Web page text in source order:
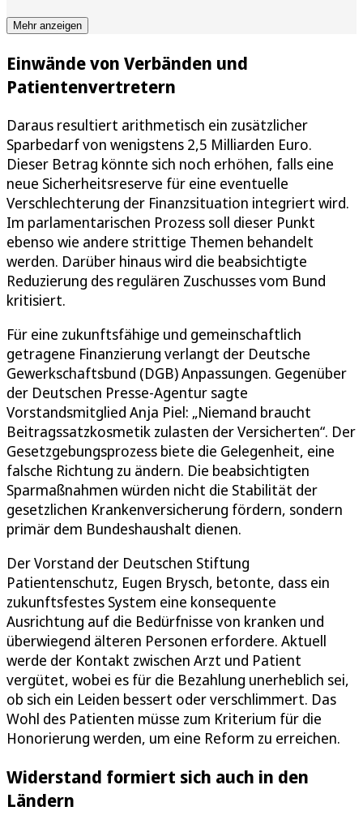
Mehr anzeigen
Einwände von Verbänden und
Patientenvertretern
Daraus resultiert arithmetisch ein zusätzlicher
Sparbedarf von wenigstens 2,5 Milliarden Euro.
Dieser Betrag könnte sich noch erhöhen, falls eine
neue Sicherheitsreserve für eine eventuelle
Verschlechterung der Finanzsituation integriert wird.
Im parlamentarischen Prozess soll dieser Punkt
ebenso wie andere strittige Themen behandelt
werden. Darüber hinaus wird die beabsichtigte
Reduzierung des regulären Zuschusses vom Bund
kritisiert.
Für eine zukunftsfähige und gemeinschaftlich
getragene Finanzierung verlangt der Deutsche
Gewerkschaftsbund (DGB) Anpassungen. Gegenüber
der Deutschen Presse-Agentur sagte
Vorstandsmitglied Anja Piel: „Niemand braucht
Beitragssatzkosmetik zulasten der Versicherten“. Der
Gesetzgebungsprozess biete die Gelegenheit, eine
falsche Richtung zu ändern. Die beabsichtigten
Sparmaßnahmen würden nicht die Stabilität der
gesetzlichen Krankenversicherung fördern, sondern
primär dem Bundeshaushalt dienen.
Der Vorstand der Deutschen Stiftung
Patientenschutz, Eugen Brysch, betonte, dass ein
zukunftsfestes System eine konsequente
Ausrichtung auf die Bedürfnisse von kranken und
überwiegend älteren Personen erfordere. Aktuell
werde der Kontakt zwischen Arzt und Patient
vergütet, wobei es für die Bezahlung unerheblich sei,
ob sich ein Leiden bessert oder verschlimmert. Das
Wohl des Patienten müsse zum Kriterium für die
Honorierung werden, um eine Reform zu erreichen.
Widerstand formiert sich auch in den
Ländern